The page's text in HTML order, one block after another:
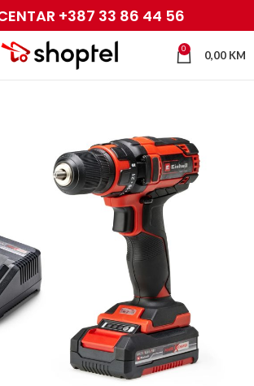
+387 33 86 44 56
0 0,00 KM